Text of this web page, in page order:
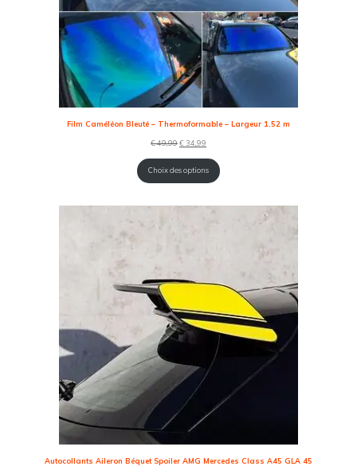
Film Caméléon Bleuté – Thermoformable – Largeur 1.52 m
€49,99Le
était :
€ 34,99
actuel
est :
Choix des options
Autocollants Aileron Béquet Spoiler AMG Mercedes Class A45 GLA 45